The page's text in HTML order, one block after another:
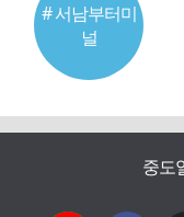
# 서남부터미
널
중도